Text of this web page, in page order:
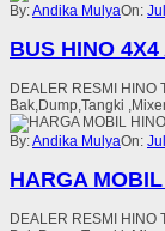
By:Andika MulyaOn:
BUS HINO
DEALER RESMI HINO
Bak,Dump,Tangki
By:Andika MulyaOn:
HARGA
DEALER RESMI HINO